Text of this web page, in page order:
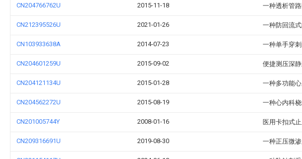
CN204766762U 2015-11-18 一种透析管
CN212395526U 2021-01-26 一种防回流
CN103933638A 2014-07-23 一种单手穿
CN204601259U 2015-09-02 便捷测压深
CN204121134U 2015-01-28 一种多功能
CN204562272U 2015-08-19 一种心内科
CN201005744Y 2008-01-16 医用卡扣式
CN209316691U 2019-08-30 一种正压微